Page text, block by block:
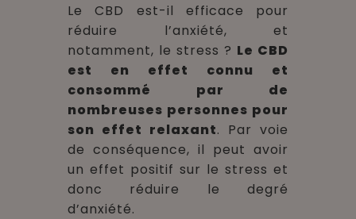
Le CBD est-il efficace pour
réduire l’anxiété, et
notamment, le stress ? Le CBD
est en effet connu et
consommé par de
nombreuses personnes pour
son effet relaxant. Par voie
de conséquence, il peut avoir
un effet positif sur le stress et
donc réduire le degré
d’anxiété.